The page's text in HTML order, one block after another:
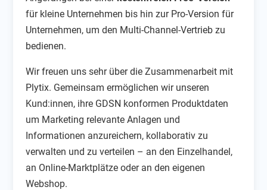
für kleine Unternehmen bis hin zur Pro-Version für
Unternehmen, um den Multi-Channel-Vertrieb zu
bedienen.
Wir freuen uns sehr über die Zusammenarbeit mit
Plytix. Gemeinsam ermöglichen wir unseren
Kund:innen, ihre GDSN konformen Produktdaten
um Marketing relevante Anlagen und
Informationen anzureichern, kollaborativ zu
verwalten und zu verteilen – an den Einzelhandel,
an Online-Marktplätze oder an den eigenen
Webshop.